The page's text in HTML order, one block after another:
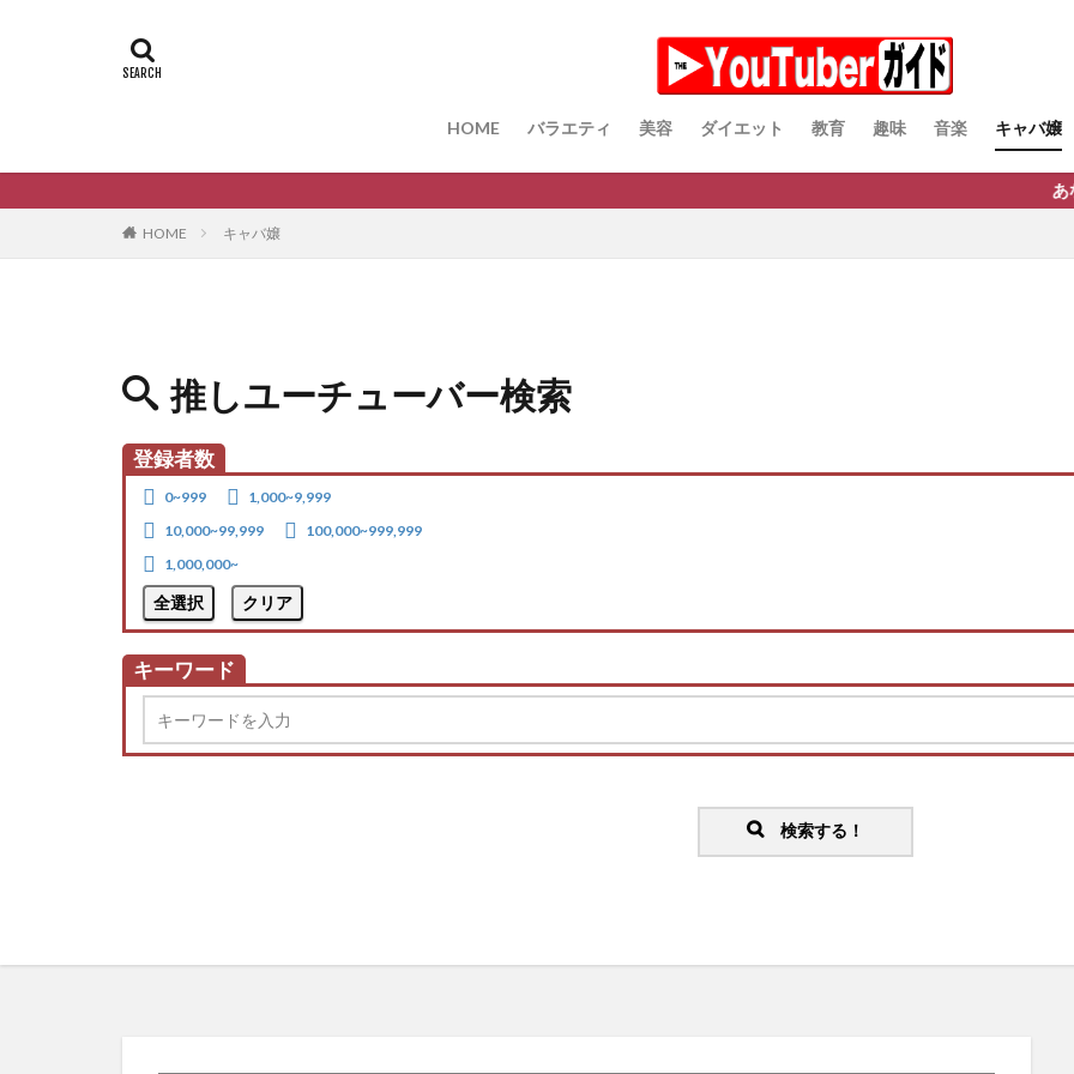
HOME バラエティ 美容 ダイエット 教育 趣味 音楽 キャバ嬢
あなたの推し
HOME キャバ嬢
推しユーチューバー検索
登録者数
0~999
1,000~9,999
10,000~99,999
100,000~999,999
1,000,000~
全選択 クリア
キーワード
検索する！